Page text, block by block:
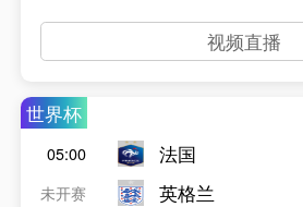
视频直播
世界杯
05:00
未开赛
法国
英格兰